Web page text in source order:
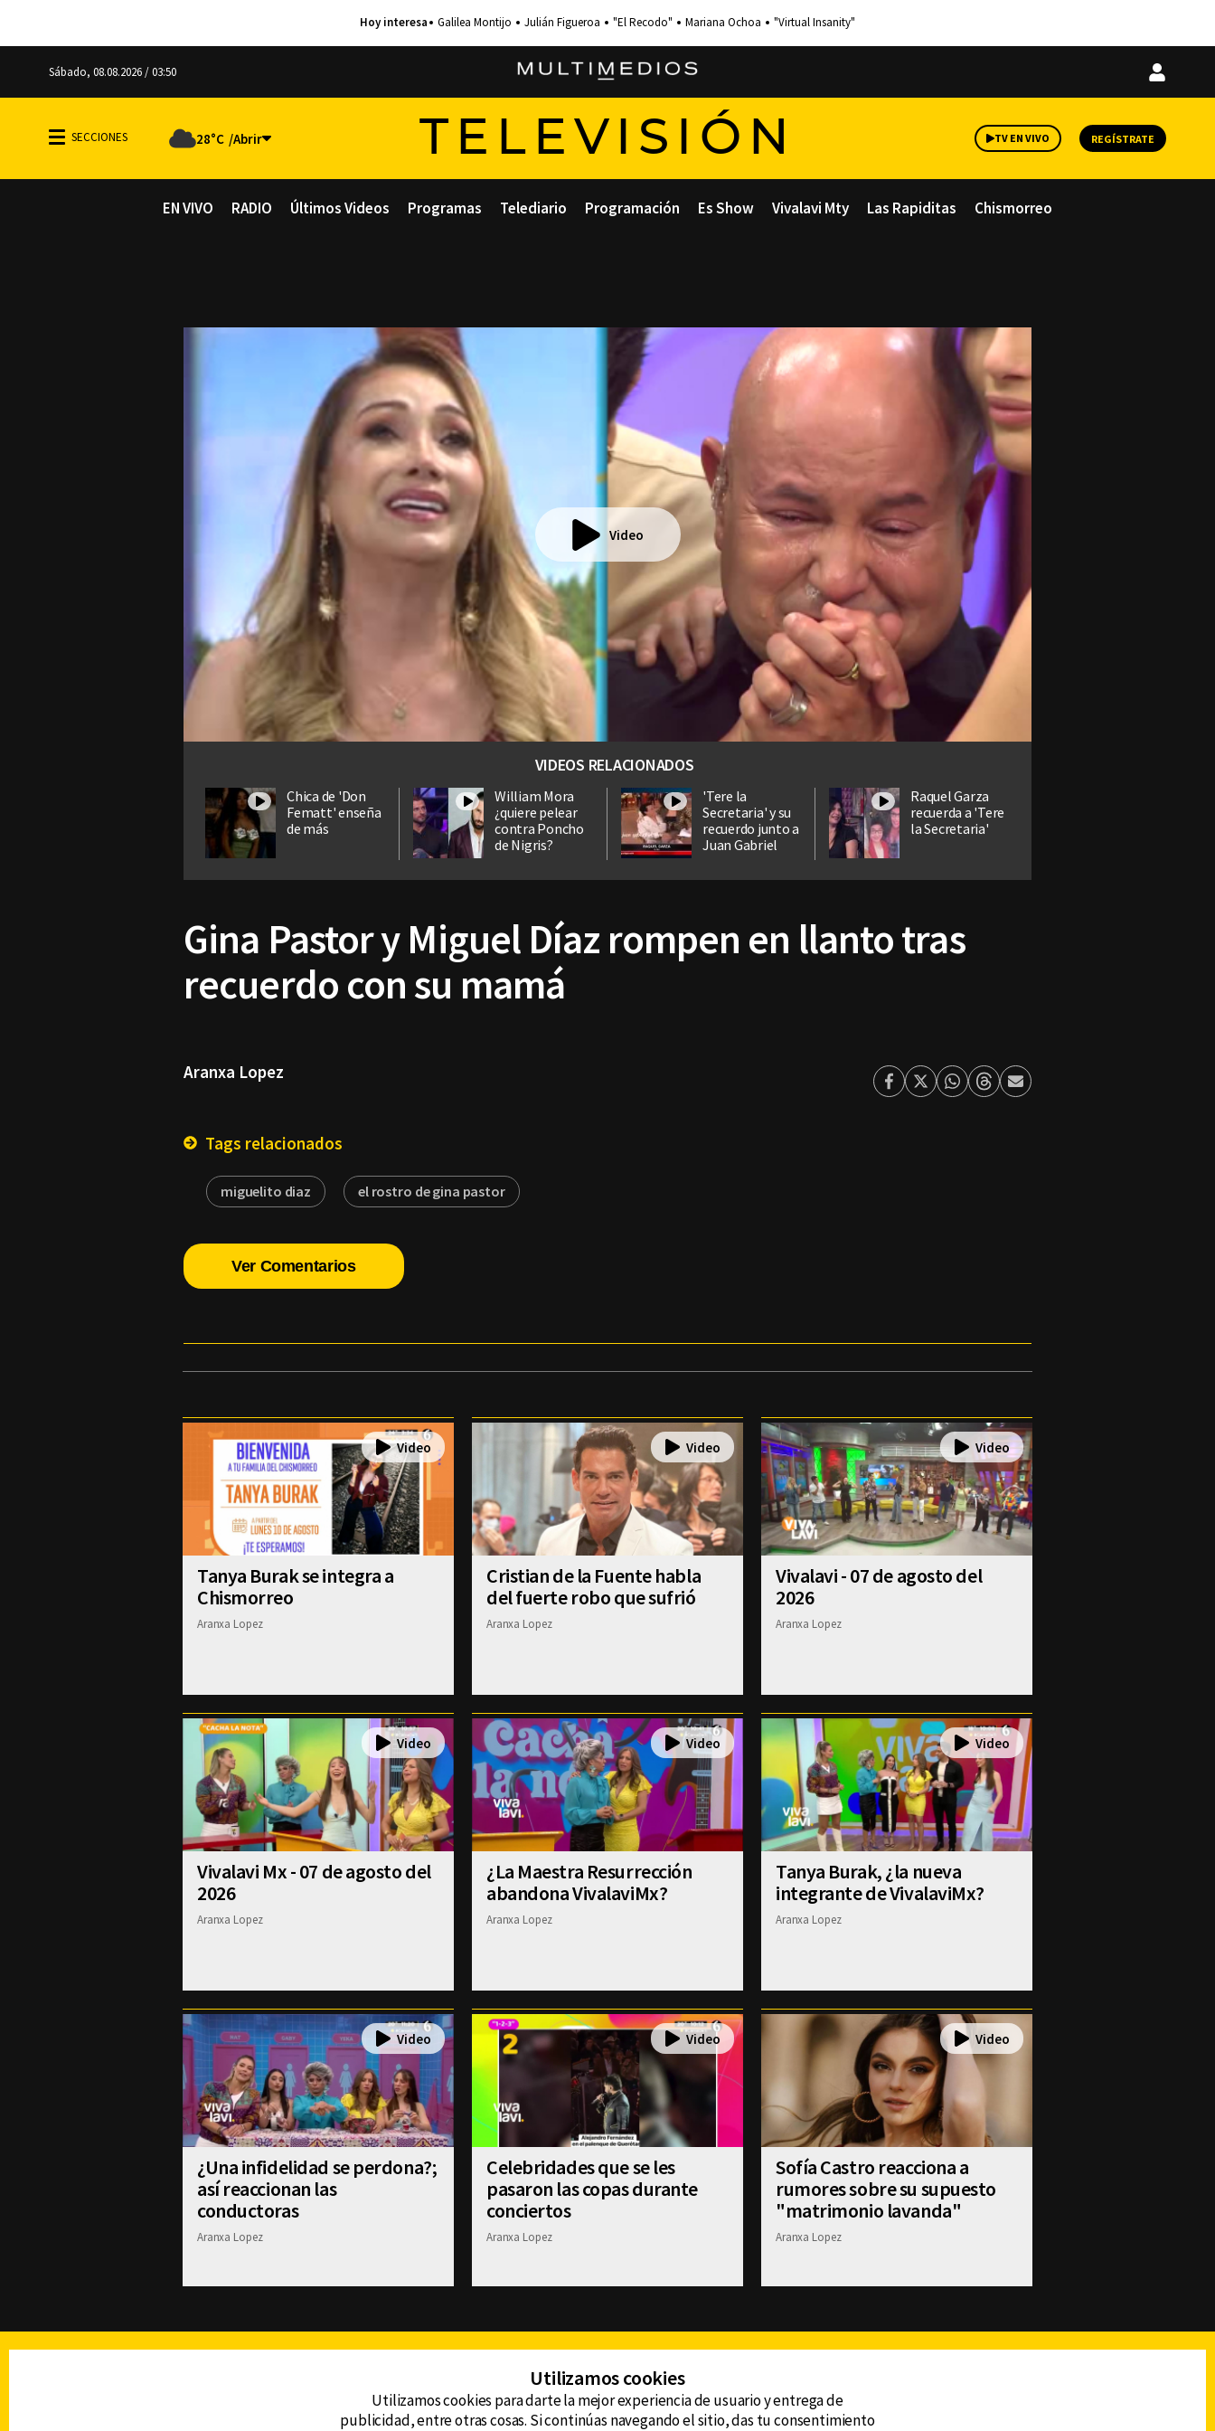
Galilea Montijo Julián Figueroa "El Recodo" Mariana Ochoa "Virtual Insanity"
Sábado, 08.08.2026 / 03:50
Iniciar
28°C TELEVISIÓN TV EN VIVO REGÍSTRATE
EN VIVO RADIO Últimos Videos Programas Telediario Programación Es Show Vivalavi Mty Las Rapiditas Chismorreo
Video
VIDEOS RELACIONADOS
Chica de 'Don
Fematt' enseña
de más
William Mora
¿quiere pelear
contra Poncho
de Nigris?
'Tere la
Secretaria' y su
recuerdo junto a
Juan Gabriel
Raquel Garza
recuerda a 'Tere
la Secretaria'
Gina Pastor y Miguel Díaz rompen en llanto tras
recuerdo con su mamá
Aranxa Lopez
Facebook
TwitterWhatsapp
ThreadsEnviar
Tags relacionados
miguelito diaz el rostro de gina pastor
Ver Comentarios
Tanya Burak se integra a
Chismorreo
Aranxa Lopez
Cristian de la Fuente habla
del fuerte robo que sufrió
Aranxa Lopez
Vivalavi - 07 de agosto del
2026
Aranxa Lopez
Vivalavi Mx - 07 de agosto del
2026
Aranxa Lopez
¿La Maestra Resurrección
abandona VivalaviMx?
Aranxa Lopez
Tanya Burak, ¿la nueva
integrante de VivalaviMx?
Aranxa Lopez
¿Una infidelidad se perdona?;
así reaccionan las
conductoras
Aranxa Lopez
Celebridades que se les
pasaron las copas durante
conciertos
Aranxa Lopez
Sofía Castro reacciona a
rumores sobre su supuesto
"matrimonio lavanda"
Aranxa Lopez
Utilizamos cookies
Utilizamos cookies para darte la mejor experiencia de usuario y entrega de
publicidad, entre otras cosas. Si continúas navegando el sitio, das tu consentimiento